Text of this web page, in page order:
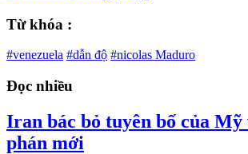
Từ khóa :
#venezuela #dẫn độ #nicolas Maduro
Đọc nhiều
Iran bác bỏ tuyên bố của Mỹ
phán mới